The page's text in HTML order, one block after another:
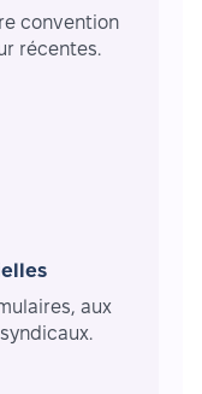
convention
récentes.
aux